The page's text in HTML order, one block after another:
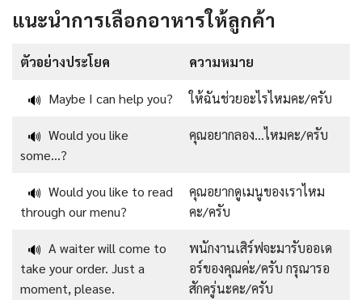
แนะนำการเลือกอาหารให้ลูกค้า
ตัวอย่างประโยค ความหมาย
🔊 Maybe I can help you? ให้ฉันช่วยอะไรไหมคะ/ครับ
🔊 Would you like
some…?
คุณอยากลอง…ไหมคะ/ครับ
🔊 Would you like to read
through our menu?
คุณอยากดูเมนูของเราไหม
คะ/ครับ
🔊 A waiter will come to
take your order. Just a
moment, please.
พนักงานเสิร์ฟจะมารับออเด
อร์ของคุณค่ะ/ครับ กรุณารอ
สักครู่นะคะ/ครับ